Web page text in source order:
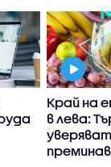
Край на
в лева: